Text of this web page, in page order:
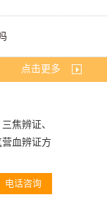
点击更多
焦辨证、
血辨证方
电话咨询